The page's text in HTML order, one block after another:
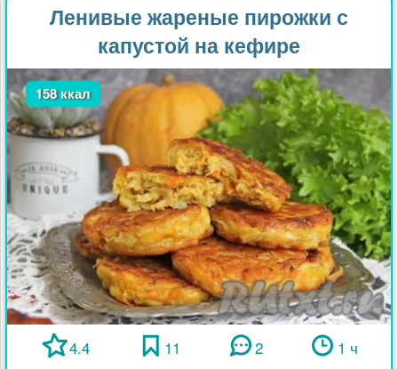
Ленивые жареные пирожки с
капустой на кефире
158 ккал
4.4 11 2 1 ч